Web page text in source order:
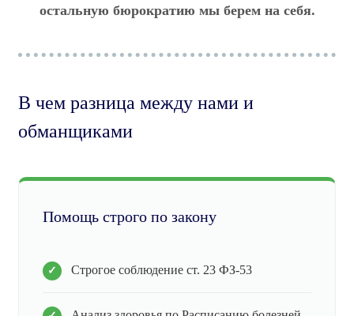
остальную бюрократию мы берем на себя.
В чем разница между нами и
обманщиками
Помощь строго по закону
Строгое соблюдение ст. 23 ФЗ-53